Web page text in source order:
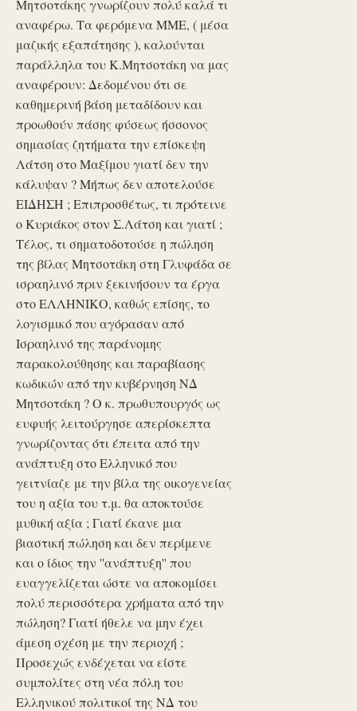
Μητσοτάκης γνωρίζουν πολύ καλά τι
αναφέρω. Τα φερόμενα ΜΜΕ, ( μέσα
μαζικής εξαπάτησης ), καλούνται
παράλληλα του Κ.Μητσοτάκη να μας
αναφέρουν: Δεδομένου ότι σε
καθημερινή βάση μεταδίδουν και
προωθούν πάσης φύσεως ήσσονος
σημασίας ζητήματα την επίσκεψη
Λάτση στο Μαξίμου γιατί δεν την
κάλυψαν ? Μήπως δεν αποτελούσε
ΕΙΔΗΣΗ ; Επιπροσθέτως, τι πρότεινε
ο Κυριάκος στον Σ.Λάτση και γιατί ;
Τέλος, τι σηματοδοτούσε η πώληση
της βίλας Μητσοτάκη στη Γλυφάδα σε
ισραηλινό πριν ξεκινήσουν τα έργα
στο ΕΛΛΗΝΙΚΟ, καθώς επίσης, το
λογισμικό που αγόρασαν από
Ισραηλινό της παράνομης
παρακολούθησης και παραβίασης
κωδικών από την κυβέρνηση ΝΔ
Μητσοτάκη ? Ο κ. πρωθυπουργός ως
ευφυής λειτούργησε απερίσκεπτα
γνωρίζοντας ότι έπειτα από την
ανάπτυξη στο Ελληνικό που
γειτνίαζε με την βίλα της οικογενείας
του η αξία του τ.μ. θα αποκτούσε
μυθική αξία ; Γιατί έκανε μια
βιαστική πώληση και δεν περίμενε
και ο ίδιος την ''ανάπτυξη'' που
ευαγγελίζεται ώστε να αποκομίσει
πολύ περισσότερα χρήματα από την
πώληση? Γιατί ήθελε να μην έχει
άμεση σχέση με την περιοχή ;
Προσεχώς ενδέχεται να είστε
συμπολίτες στη νέα πόλη του
Ελληνικού πολιτικοί της ΝΔ του